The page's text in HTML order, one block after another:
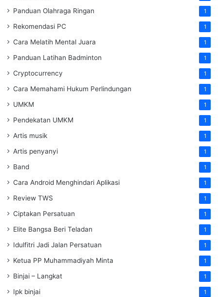
Panduan Olahraga Ringan 1
Rekomendasi PC 1
Cara Melatih Mental Juara 1
Panduan Latihan Badminton 1
Cryptocurrency 1
Cara Memahami Hukum Perlindungan 1
UMKM 1
Pendekatan UMKM 1
Artis musik 1
Artis penyanyi 1
Band 1
Cara Android Menghindari Aplikasi 1
Review TWS 1
Ciptakan Persatuan 1
Elite Bangsa Beri Teladan 1
Idulfitri Jadi Jalan Persatuan 1
Ketua PP Muhammadiyah Minta 1
Binjai – Langkat 1
Ipk binjai 1